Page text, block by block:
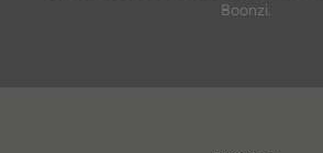
Boonzi.